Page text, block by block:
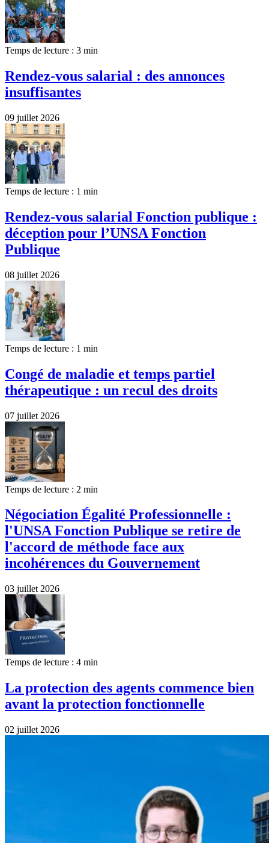
Temps de lecture : 3 min
Rendez-vous salarial : des annonces
insuffisantes
09 juillet 2026
Temps de lecture : 1 min
Rendez-vous salarial Fonction publique :
déception pour l’UNSA Fonction
Publique
08 juillet 2026
Temps de lecture : 1 min
Congé de maladie et temps partiel
thérapeutique : un recul des droits
07 juillet 2026
Temps de lecture : 2 min
Négociation Égalité Professionnelle :
l'UNSA Fonction Publique se retire de
l'accord de méthode face aux
incohérences du Gouvernement
03 juillet 2026
Temps de lecture : 4 min
La protection des agents commence bien
avant la protection fonctionnelle
02 juillet 2026